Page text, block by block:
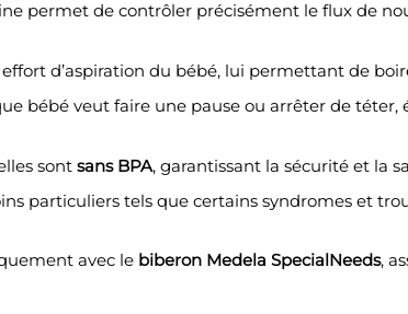
permet de contrôler précisément le flux de
d’aspiration du bébé, lui permettant de
bébé veut faire une pause ou arrêter de
sont sans BPA, garantissant la sécurité et la
particuliers tels que certains syndromes et
avec le biberon Medela SpecialNeeds,